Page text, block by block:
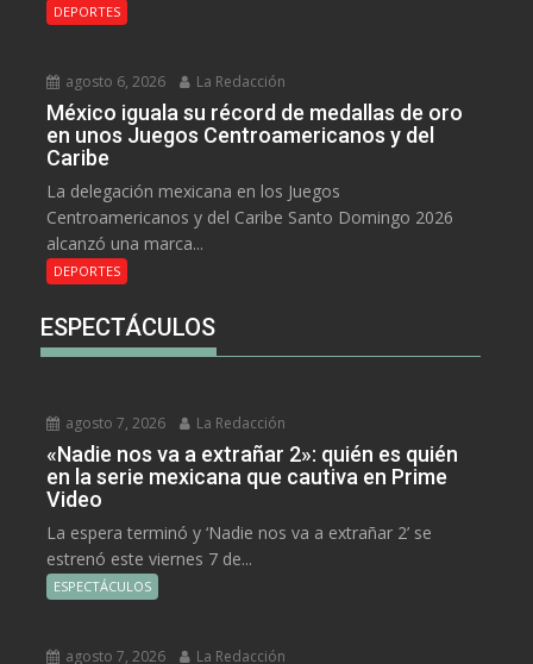
DEPORTES
agosto 6, 2026 La Redacción
México iguala su récord de medallas de oro
en unos Juegos Centroamericanos y del
Caribe
La delegación mexicana en los Juegos
Centroamericanos y del Caribe Santo Domingo 2026
alcanzó una marca...
DEPORTES
ESPECTÁCULOS
agosto 7, 2026 La Redacción
«Nadie nos va a extrañar 2»: quién es quién
en la serie mexicana que cautiva en Prime
Video
La espera terminó y ‘Nadie nos va a extrañar 2’ se
estrenó este viernes 7 de...
ESPECTÁCULOS
agosto 7, 2026 La Redacción